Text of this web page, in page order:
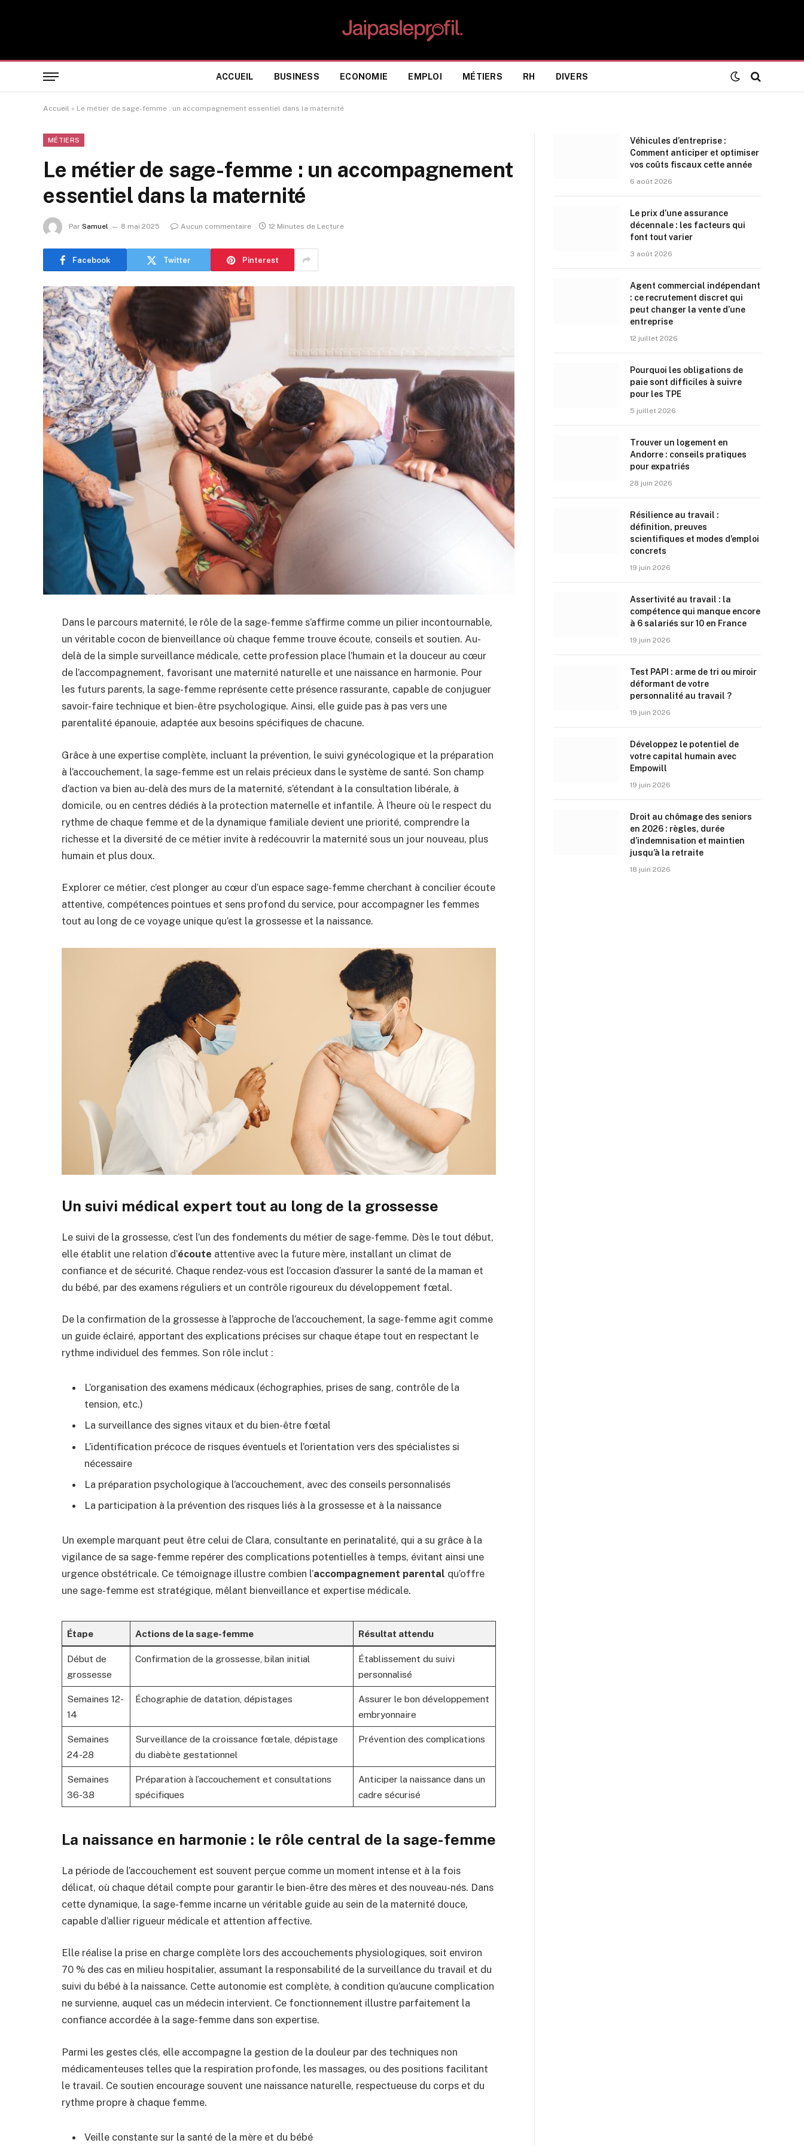
ACCUEIL BUSINESS ECONOMIE EMPLOI MÉTIERS RH DIVERS
Accueil » Le métier de sage-femme : un accompagnement essentiel dans la maternité
MÉTIERS
Le métier de sage-femme : un accompagnement
essentiel dans la maternité
Par Samuel 8 mai 2025 Aucun commentaire 12 Minutes de Lecture
Facebook Twitter Pinterest
Dans le parcours maternité, le rôle de la sage-femme s’affirme comme un pilier incontournable,
un véritable cocon de bienveillance où chaque femme trouve écoute, conseils et soutien. Au-
delà de la simple surveillance médicale, cette profession place l’humain et la douceur au cœur
de l’accompagnement, favorisant une maternité naturelle et une naissance en harmonie. Pour
les futurs parents, la sage-femme représente cette présence rassurante, capable de conjuguer
savoir-faire technique et bien-être psychologique. Ainsi, elle guide pas à pas vers une
parentalité épanouie, adaptée aux besoins spécifiques de chacune.
Grâce à une expertise complète, incluant la prévention, le suivi gynécologique et la préparation
à l’accouchement, la sage-femme est un relais précieux dans le système de santé. Son champ
d’action va bien au-delà des murs de la maternité, s’étendant à la consultation libérale, à
domicile, ou en centres dédiés à la protection maternelle et infantile. À l’heure où le respect du
rythme de chaque femme et de la dynamique familiale devient une priorité, comprendre la
richesse et la diversité de ce métier invite à redécouvrir la maternité sous un jour nouveau, plus
humain et plus doux.
Explorer ce métier, c’est plonger au cœur d’un espace sage-femme cherchant à concilier écoute
attentive, compétences pointues et sens profond du service, pour accompagner les femmes
tout au long de ce voyage unique qu’est la grossesse et la naissance.
Un suivi médical expert tout au long de la grossesse
Le suivi de la grossesse, c’est l’un des fondements du métier de sage-femme. Dès le tout début,
elle établit une relation d’écoute attentive avec la future mère, installant un climat de
confiance et de sécurité. Chaque rendez-vous est l’occasion d’assurer la santé de la maman et
du bébé, par des examens réguliers et un contrôle rigoureux du développement fœtal.
De la confirmation de la grossesse à l’approche de l’accouchement, la sage-femme agit comme
un guide éclairé, apportant des explications précises sur chaque étape tout en respectant le
rythme individuel des femmes. Son rôle inclut :
L’organisation des examens médicaux (échographies, prises de sang, contrôle de la
tension, etc.)
La surveillance des signes vitaux et du bien-être fœtal
L’identification précoce de risques éventuels et l’orientation vers des spécialistes si
nécessaire
La préparation psychologique à l’accouchement, avec des conseils personnalisés
La participation à la prévention des risques liés à la grossesse et à la naissance
Un exemple marquant peut être celui de Clara, consultante en perinatalité, qui a su grâce à la
vigilance de sa sage-femme repérer des complications potentielles à temps, évitant ainsi une
urgence obstétricale. Ce témoignage illustre combien l’accompagnement parental qu’offre
une sage-femme est stratégique, mêlant bienveillance et expertise médicale.
Étape Actions de la sage-femme Résultat attendu
Début de
grossesse
Confirmation de la grossesse, bilan initial
Établissement du suivi
personnalisé
Semaines 12-
14
Échographie de datation, dépistages
Assurer le bon développement
embryonnaire
Semaines
24-28
Surveillance de la croissance fœtale, dépistage
du diabète gestationnel
Prévention des complications
Semaines
36-38
Préparation à l’accouchement et consultations
spécifiques
Anticiper la naissance dans un
cadre sécurisé
La naissance en harmonie : le rôle central de la sage-femme
La période de l’accouchement est souvent perçue comme un moment intense et à la fois
délicat, où chaque détail compte pour garantir le bien-être des mères et des nouveau-nés. Dans
cette dynamique, la sage-femme incarne un véritable guide au sein de la maternité douce,
capable d’allier rigueur médicale et attention affective.
Elle réalise la prise en charge complète lors des accouchements physiologiques, soit environ
70 % des cas en milieu hospitalier, assumant la responsabilité de la surveillance du travail et du
suivi du bébé à la naissance. Cette autonomie est complète, à condition qu’aucune complication
ne survienne, auquel cas un médecin intervient. Ce fonctionnement illustre parfaitement la
confiance accordée à la sage-femme dans son expertise.
Parmi les gestes clés, elle accompagne la gestion de la douleur par des techniques non
médicamenteuses telles que la respiration profonde, les massages, ou des positions facilitant
le travail. Ce soutien encourage souvent une naissance naturelle, respectueuse du corps et du
rythme propre à chaque femme.
Veille constante sur la santé de la mère et du bébé
Véhicules d’entreprise :
Comment anticiper et optimiser
vos coûts fiscaux cette année
6 août 2026
Le prix d’une assurance
décennale : les facteurs qui
font tout varier
3 août 2026
Agent commercial indépendant
: ce recrutement discret qui
peut changer la vente d’une
entreprise
12 juillet 2026
Pourquoi les obligations de
paie sont difficiles à suivre
pour les TPE
5 juillet 2026
Trouver un logement en
Andorre : conseils pratiques
pour expatriés
28 juin 2026
Résilience au travail :
définition, preuves
scientifiques et modes d’emploi
concrets
19 juin 2026
Assertivité au travail : la
compétence qui manque encore
à 6 salariés sur 10 en France
19 juin 2026
Test PAPI : arme de tri ou miroir
déformant de votre
personnalité au travail ?
19 juin 2026
Développez le potentiel de
votre capital humain avec
Empowill
19 juin 2026
Droit au chômage des seniors
en 2026 : règles, durée
d’indemnisation et maintien
jusqu’à la retraite
18 juin 2026